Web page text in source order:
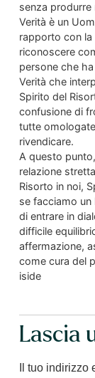
senza produrre
Verità è un
rapporto con la
riconoscere
persone che
Verità che
Spirito del
confusione di
tutte
rivendicare.
A questo
relazione
Risorto in noi,
se facciamo un
di entrare in
difficile
affermazione,
come cura del
iside
Lascia
Il tuo